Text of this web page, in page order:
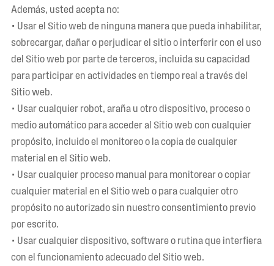
Además, usted acepta no:
• Usar el Sitio web de ninguna manera que pueda inhabilitar,
sobrecargar, dañar o perjudicar el sitio o interferir con el uso
del Sitio web por parte de terceros, incluida su capacidad
para participar en actividades en tiempo real a través del
Sitio web.
• Usar cualquier robot, araña u otro dispositivo, proceso o
medio automático para acceder al Sitio web con cualquier
propósito, incluido el monitoreo o la copia de cualquier
material en el Sitio web.
• Usar cualquier proceso manual para monitorear o copiar
cualquier material en el Sitio web o para cualquier otro
propósito no autorizado sin nuestro consentimiento previo
por escrito.
• Usar cualquier dispositivo, software o rutina que interfiera
con el funcionamiento adecuado del Sitio web.